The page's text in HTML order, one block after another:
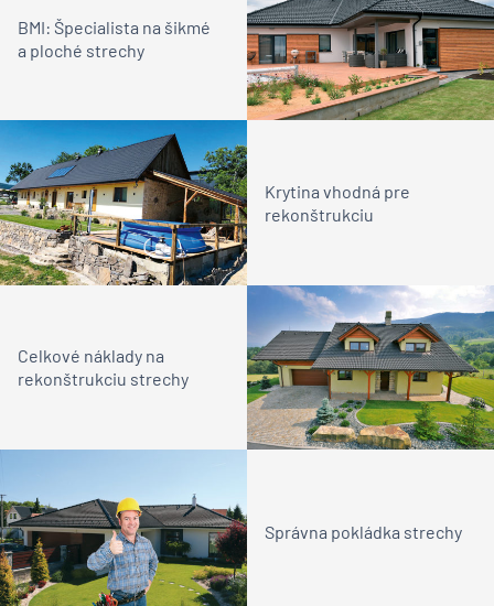
BMI: Špecialista na šikmé
a ploché strechy
Krytina vhodná pre
rekonštrukciu
Celkové náklady na
rekonštrukciu strechy
Správna pokládka strechy